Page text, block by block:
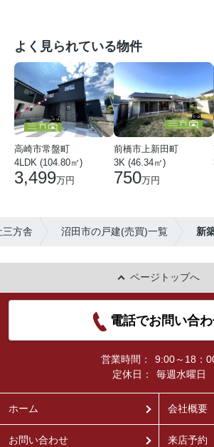
よく見られている物件
高崎市常盤町
4LDK (104.80㎡)
3,499万円
前橋市上新田町
3K (46.34㎡)
750万円
方舎 沼田市の戸建(売買)一覧 新
ページトップへ
電話でお問い合
営業時間：
9:00～18：
定休日：
毎週水曜日
ホーム 会社概要
お問い合わせ 来店予約